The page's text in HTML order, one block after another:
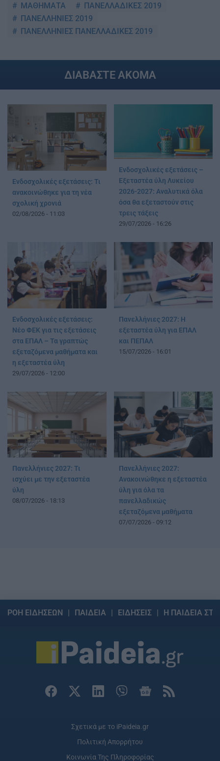
ΜΑΘΗΜΑΤΑ
ΠΑΝΕΛΛΑΔΙΚΕΣ 2019
ΠΑΝΕΛΛΗΝΙΕΣ 2019
ΠΑΝΕΛΛΗΝΙΕΣ ΠΑΝΕΛΛΑΔΙΚΕΣ 2019
ΔΙΑΒΑΣΤΕ ΑΚΟΜΑ
Ενδοσχολικές εξετάσεις: Τι
ανακοινώθηκε για τη νέα
σχολική χρονιά
02/08/2026 - 11:03
Ενδοσχολικές εξετάσεις –
Εξεταστέα ύλη Λυκείου
2026-2027: Αναλυτικά όλα
όσα θα εξεταστούν στις
τρεις τάξεις
29/07/2026 - 16:26
Ενδοσχολικές εξετάσεις:
Νέο ΦΕΚ για τις εξετάσεις
στα ΕΠΑΛ – Τα γραπτώς
εξεταζόμενα μαθήματα και
η εξεταστέα ύλη
29/07/2026 - 12:00
Πανελλήνιες 2027: Η
εξεταστέα ύλη για ΕΠΑΛ
και ΠΕΠΑΛ
15/07/2026 - 16:01
Πανελλήνιες 2027: Τι
ισχύει με την εξεταστέα
ύλη
08/07/2026 - 18:13
Πανελλήνιες 2027:
Ανακοινώθηκε η εξεταστέα
ύλη για όλα τα
πανελλαδικώς
εξεταζόμενα μαθήματα
07/07/2026 - 09:12
ΡΟΗ ΕΙΔΗΣΕΩΝ ΠΑΙΔΕΙΑ ΕΙΔΗΣΕΙΣ Η ΠΑΙΔΕΙΑ
Σχετικά με το iPaideia.gr
Πολιτική Απορρήτου
Κοινωνία Της Πληροφορίας